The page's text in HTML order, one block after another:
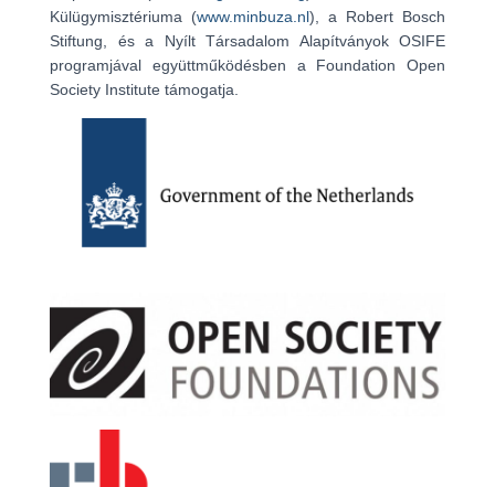
Külügymisztériuma (www.minbuza.nl), a Robert Bosch
Stiftung, és a Nyílt Társadalom Alapítványok OSIFE
programjával együttműködésben a Foundation Open
Society Institute támogatja.